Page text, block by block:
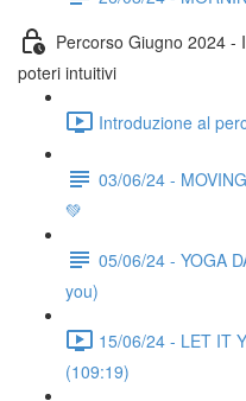
Percorso Giugno 2024 -
poteri intuitivi
Introduzione al
03/06/24 -
💚
05/06/24 - YOGA
you)
15/06/24 - LET IT
(109:19)